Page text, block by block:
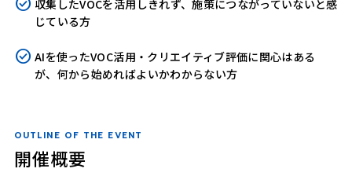
収集したVOCを活用しきれず、施策につながっていないと感
じている方
AIを使ったVOC活用・クリエイティブ評価に関心はある
が、何から始めればよいかわからない方
OUTLINE OF THE EVENT
開催概要